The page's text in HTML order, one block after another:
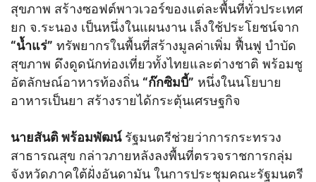
สุขภาพ สร้างซอฟต์พาวเวอร์ของแต่ละพื้นที่ทั่วประเทศ
ยก จ.ระนอง เป็นหนึ่งในแผนงาน เล็งใช้ประโยชน์จาก
“น้ำแร่” ทรัพยากรในพื้นที่สร้างมูลค่าเพิ่ม ฟื้นฟู บำบัด
สุขภาพ ดึงดูดนักท่องเที่ยวทั้งไทยและต่างชาติ พร้อมชู
อัตลักษณ์อาหารท้องถิ่น “ก๊กซิมบี้” หนึ่งในนโยบาย
อาหารเป็นยา สร้างรายได้กระตุ้นเศรษฐกิจ
นายสันติ พร้อมพัฒน์รัฐมนตรีช่วยว่าการกระทรวง
สาธารณสุข กล่าวภายหลังลงพื้นที่ตรวจราชการกลุ่ม
จังหวัดภาคใต้ฝั่งอันดามัน ในการประชุมคณะรัฐมนตรี